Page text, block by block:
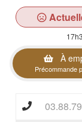
À
Précommande